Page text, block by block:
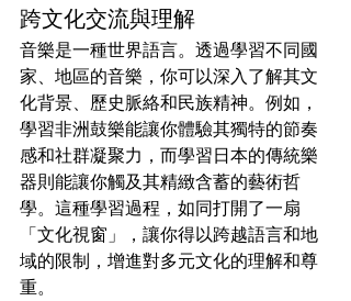
跨文化交流與理解
音樂是一種世界語言。透過學習不同國
家、地區的音樂，你可以深入了解其文
化背景、歷史脈絡和民族精神。例如，
學習非洲鼓樂能讓你體驗其獨特的節奏
感和社群凝聚力，而學習日本的傳統樂
器則能讓你觸及其精緻含蓄的藝術哲
學。這種學習過程，如同打開了一扇
「文化視窗」，讓你得以跨越語言和地
域的限制，增進對多元文化的理解和尊
重。